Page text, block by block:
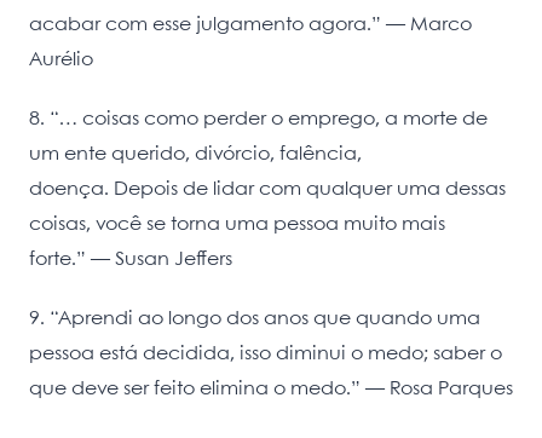
acabar com esse julgamento agora.” — Marco
Aurélio
8. “… coisas como perder o emprego, a morte de
um ente querido, divórcio, falência,
doença. Depois de lidar com qualquer uma dessas
coisas, você se torna uma pessoa muito mais
forte.” ― Susan Jeffers
9. “Aprendi ao longo dos anos que quando uma
pessoa está decidida, isso diminui o medo; saber o
que deve ser feito elimina o medo.” — Rosa Parques